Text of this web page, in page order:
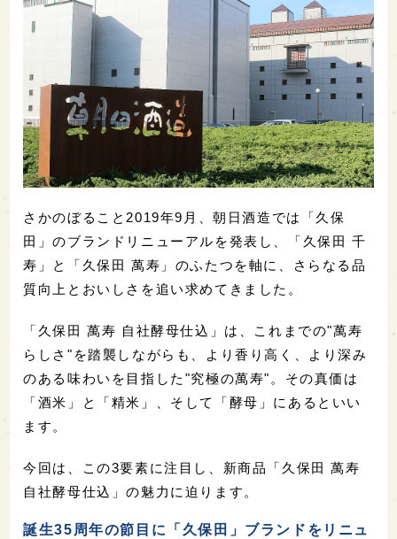
さかのぼること2019年9月、朝日酒造では「久保
田」のブランドリニューアルを発表し、「久保田 千
寿」と「久保田 萬寿」のふたつを軸に、さらなる品
質向上とおいしさを追い求めてきました。
「久保田 萬寿 自社酵母仕込」は、これまでの"萬寿
らしさ"を踏襲しながらも、より香り高く、より深み
のある味わいを目指した"究極の萬寿"。その真価は
「酒米」と「精米」、そして「酵母」にあるといい
ます。
今回は、この3要素に注目し、新商品「久保田 萬寿
自社酵母仕込」の魅力に迫ります。
誕生35周年の節目に「久保田」ブランドをリニュ